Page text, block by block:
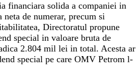
financiara solida a companiei in
neta de numerar, precum si
Directoratul propune
special in valoare bruta de
2.804 mil lei in total. Acesta ar
special pe care OMV Petrom l-